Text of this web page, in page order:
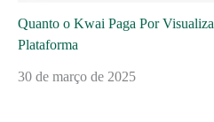
Quanto o Kwai Paga Por
Plataforma
30 de março de 2025